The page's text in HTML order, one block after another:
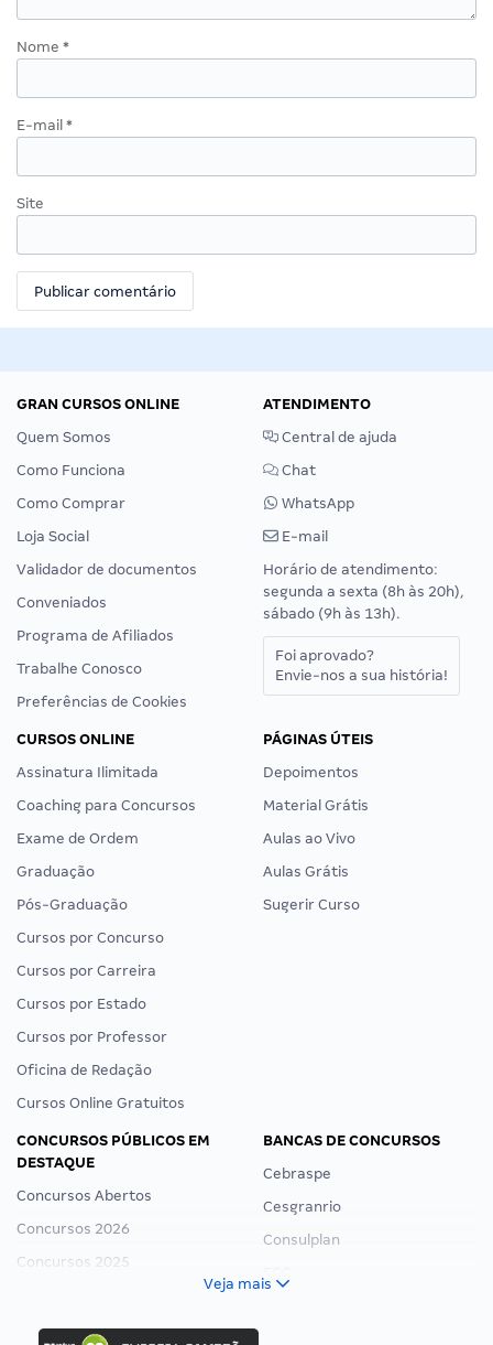
Nome *
E-mail *
Site
GRAN CURSOS ONLINE
Quem Somos
Como Funciona
Como Comprar
Loja Social
Validador de documentos
Conveniados
Programa de Afiliados
Trabalhe Conosco
Preferências de Cookies
ATENDIMENTO
Central de ajuda
Chat
WhatsApp
E-mail
Horário de atendimento:
segunda a sexta (8h às 20h),
sábado (9h às 13h).
Foi aprovado?
Envie-nos a sua história!
CURSOS ONLINE
Assinatura Ilimitada
Coaching para Concursos
Exame de Ordem
Graduação
Pós-Graduação
Cursos por Concurso
Cursos por Carreira
Cursos por Estado
Cursos por Professor
Oficina de Redação
Cursos Online Gratuitos
PÁGINAS ÚTEIS
Depoimentos
Material Grátis
Aulas ao Vivo
Aulas Grátis
Sugerir Curso
CONCURSOS PÚBLICOS EM
DESTAQUE
Concursos Abertos
Concursos 2026
Concursos 2025
Concurso Ibama
BANCAS DE CONCURSOS
Cebraspe
Cesgranrio
Consulplan
Veja mais